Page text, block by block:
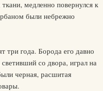
медленно повернулся к
были небрежно
три года. Борода его давно
со двора, играл на
черная, расшитая